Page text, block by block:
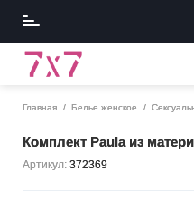
Главная Белье женское
Комплект Paula из
Артикул: 372369